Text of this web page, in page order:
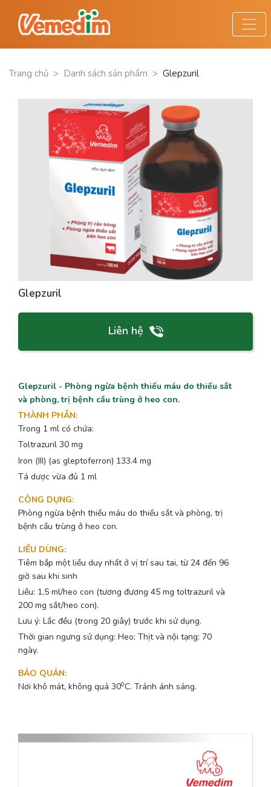
Trang chủ > Danh sách sản phẩm > Glepzuril
Glepzuril
Liên hệ
Glepzuril - Phòng ngừa bệnh thiếu máu do thiếu sắt
và phòng, trị bệnh cầu trùng ở heo con.
THÀNH PHẦN:
Trong 1 ml có chứa:
Toltrazuril 30 mg
Iron (III) (as gleptoferron) 133.4 mg
Tá dược vừa đủ 1 ml
CÔNG DỤNG:
Phòng ngừa bệnh thiếu máu do thiếu sắt và phòng, trị
bệnh cầu trùng ở heo con.
LIỀU DÙNG:
Tiêm bắp một liều duy nhất ở vị trí sau tai, từ 24 đến 96
giờ sau khi sinh
Liều: 1,5 ml/heo con (tương đương 45 mg toltrazuril và
200 mg sắt/heo con).
Lưu ý: Lắc đều (trong 20 giây) trước khi sử dụng.
Thời gian ngưng sử dụng: Heo: Thịt và nội tạng: 70
ngày.
BẢO QUẢN:
Nơi khô mát, không quá 300C. Tránh ánh sáng.